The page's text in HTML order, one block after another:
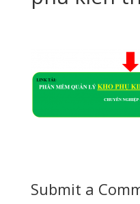
Submit a